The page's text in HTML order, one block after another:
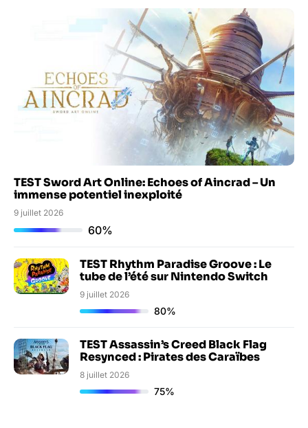
TEST Sword Art Online: Echoes of Aincrad – Un
immense potentiel inexploité
9 juillet 2026
60%
TEST Rhythm Paradise Groove : Le
tube de l’été sur Nintendo Switch
9 juillet 2026
80%
TEST Assassin’s Creed Black Flag
Resynced : Pirates des Caraïbes
8 juillet 2026
75%